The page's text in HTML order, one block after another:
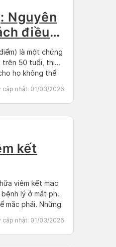
Nguyên
điều
là một chứng
trên 50 tuổi, thị
họ không thể
cập nhật: 01/03/2026
kết
viêm kết mạc
lý ở mắt phổ
mắc phải. Những
cập nhật: 01/03/2026